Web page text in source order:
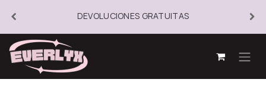
DEVOLUCIONES GRATUITAS